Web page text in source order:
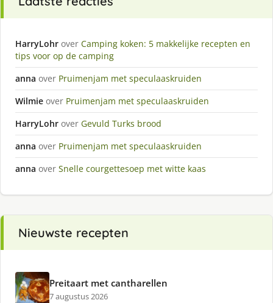
HarryLohr over Camping koken: 5 makkelijke recepten en
tips voor op de camping
anna over Pruimenjam met speculaaskruiden
Wilmie over Pruimenjam met speculaaskruiden
HarryLohr over Gevuld Turks brood
anna over Pruimenjam met speculaaskruiden
anna over Snelle courgettesoep met witte kaas
Nieuwste recepten
Preitaart met cantharellen
7 augustus 2026